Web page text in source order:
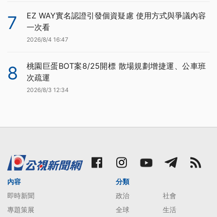
7
EZ WAY實名認證引發個資疑慮 使用方式與爭議內容
一次看
2026/8/4 16:47
8
桃園巨蛋BOT案8/25開標 散場規劃增捷運、公車班
次疏運
2026/8/3 12:34
內容
即時新聞
專題策展
分類
政治
社會
全球
生活